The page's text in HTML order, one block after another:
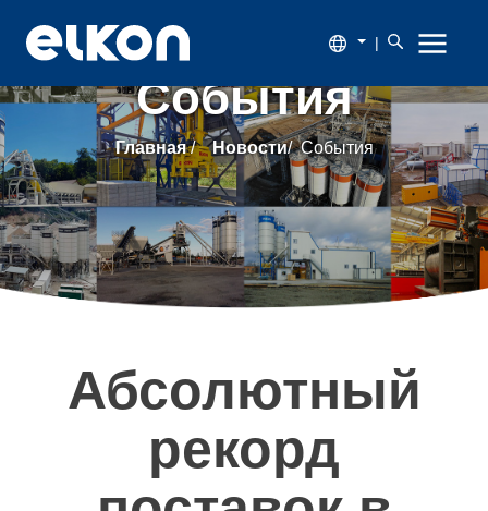
|
О
компании
Продукция
Новости
Наши
События
Главная/ Новости/ События
Абсолютный
рекорд